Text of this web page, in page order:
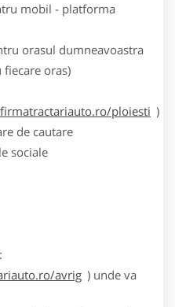
mobil - platforma
orasul dumneavoastra
oras)
ploiesti )
de cautare
sociale
avrig ) unde va